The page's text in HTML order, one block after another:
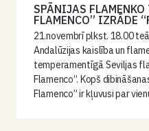
SPĀNIJAS FLAMENKO
FLAMENCO” IZRĀDE
21.novembrī plkst. 18.00
Andalūzijas kaislība un
temperamentīgā Seviljas
Flamenco”. Kopš
Flamenco” ir kļuvusi par